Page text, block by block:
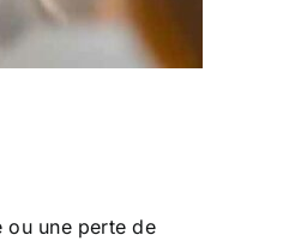
une perte de